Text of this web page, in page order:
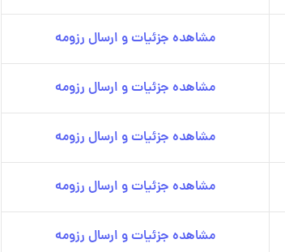
مشاهده جزئیات و ارسال رزومه
مشاهده جزئیات و ارسال رزومه
مشاهده جزئیات و ارسال رزومه
مشاهده جزئیات و ارسال رزومه
مشاهده جزئیات و ارسال رزومه